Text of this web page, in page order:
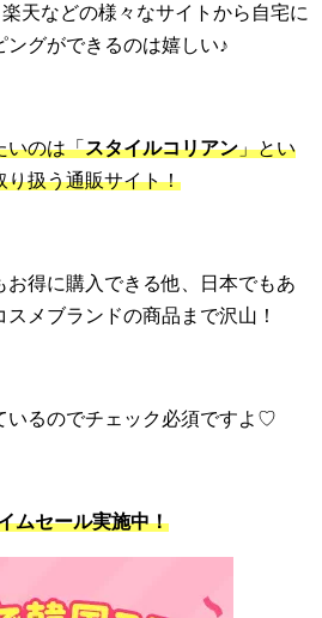
天などの様々なサイトから自宅に
グができるのは嬉しい♪
いのは「スタイルコリアン」とい
り扱う通販サイト！
お得に購入できる他、日本でもあ
メブランドの商品まで沢山！
いるのでチェック必須ですよ♡
ムセール実施中！